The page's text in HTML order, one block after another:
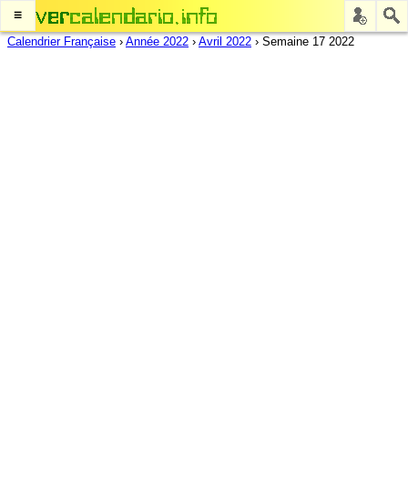
≡
Calendrier Française › Année 2022 › Avril 2022 › Semaine 17 2022